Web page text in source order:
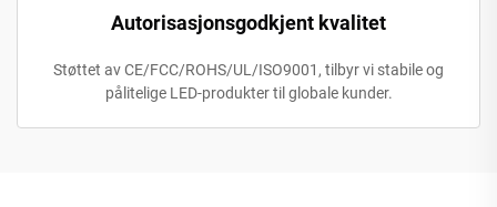
Autorisasjonsgodkjent kvalitet
Støttet av CE/FCC/ROHS/UL/ISO9001, tilbyr vi stabile og
pålitelige LED-produkter til globale kunder.